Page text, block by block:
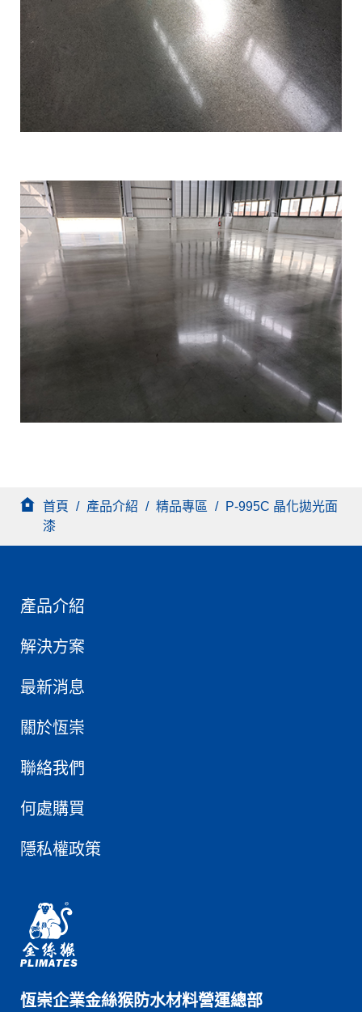
首頁 / 產品介紹 / 精品專區 /
P-995C 晶化拋光面
漆
產品介紹
解決方案
最新消息
關於恆崇
聯絡我們
何處購買
隱私權政策
恆崇企業金絲猴防水材料營運總部